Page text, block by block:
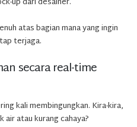
atas bagian mana yang ingin
terjaga.
secara real-time
kali membingungkan. Kira-kira,
air atau kurang cahaya?